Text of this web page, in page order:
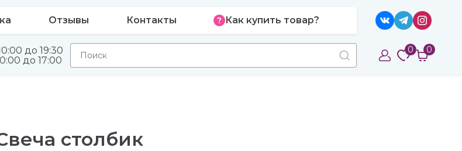
Отзывы Контакты Как купить товар?
до 19:30
до 17:00
0 0
столбик